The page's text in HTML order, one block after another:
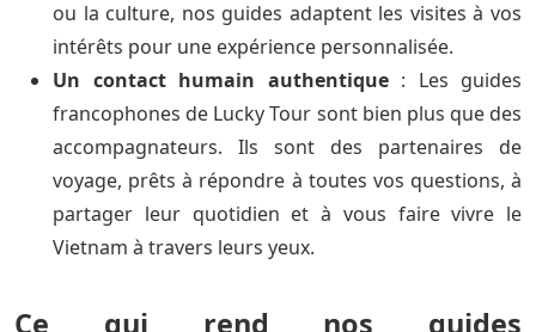
ou la culture, nos guides adaptent les visites à vos
intérêts pour une expérience personnalisée.
Un contact humain authentique: Les guides
francophones de Lucky Tour sont bien plus que des
accompagnateurs. Ils sont des partenaires de
voyage, prêts à répondre à toutes vos questions, à
partager leur quotidien et à vous faire vivre le
Vietnam à travers leurs yeux.
Ce qui rend nos guides